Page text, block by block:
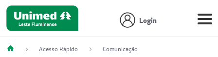
Login
Acesso Rápido
Comunicação